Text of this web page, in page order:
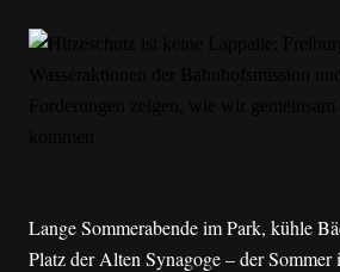
Lange Sommerabende im Park, kühle
Platz der Alten Synagoge – der